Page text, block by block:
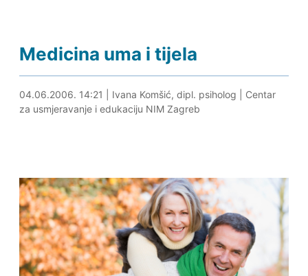
Medicina uma i tijela
29.08.2019. 23:46
04.06.2006. 14:21 Ivana Komšić, dipl. psiholog
Centar
za usmjeravanje i edukaciju NIM Zagreb